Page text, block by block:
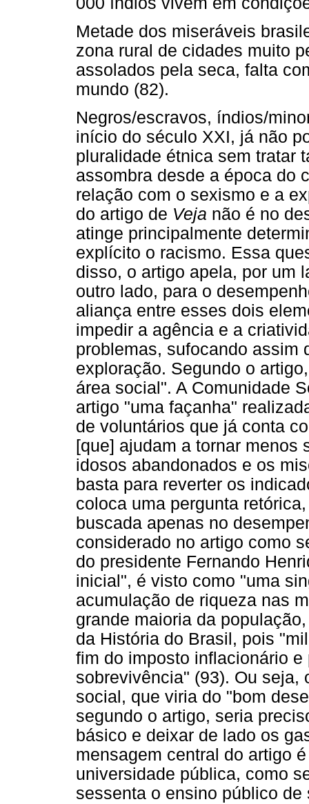
Metade dos miseráveis
zona rural de cidades muito
assolados pela seca, falta
mundo (82).
Negros/escravos, índios/
início do século XXI, já não
pluralidade étnica sem tratar
assombra desde a época do
relação com o sexismo e a
do artigo de Veja não é no
atinge principalmente
explícito o racismo. Essa
disso, o artigo apela, por um
outro lado, para o
aliança entre esses dois
impedir a agência e a
problemas, sufocando assim
exploração. Segundo o
área social". A Comunidade
artigo "uma façanha"
de voluntários que já conta
[que] ajudam a tornar menos
idosos abandonados e os
basta para reverter os
coloca uma pergunta
buscada apenas no
considerado no artigo como
do presidente Fernando
inicial", é visto como "uma
acumulação de riqueza nas
grande maioria da
da História do Brasil, pois
fim do imposto inflacionário
sobrevivência" (93). Ou
social, que viria do "bom
segundo o artigo, seria
básico e deixar de lado os
mensagem central do artigo
universidade pública, como
sessenta o ensino público de